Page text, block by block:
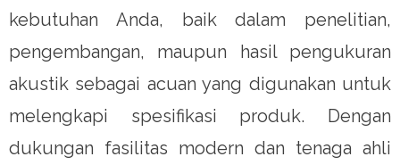
kebutuhan Anda, baik dalam penelitian,
pengembangan, maupun hasil pengukuran
akustik sebagai acuan yang digunakan untuk
melengkapi spesifikasi produk. Dengan
dukungan fasilitas modern dan tenaga ahli